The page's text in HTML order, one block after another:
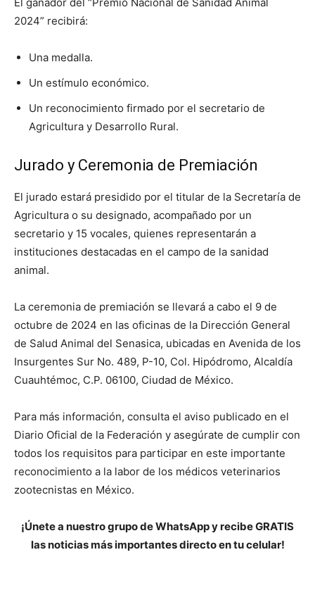
El ganador del “Premio Nacional de Sanidad Animal
2024” recibirá:
Una medalla.
Un estímulo económico.
Un reconocimiento firmado por el secretario de
Agricultura y Desarrollo Rural.
Jurado y Ceremonia de Premiación
El jurado estará presidido por el titular de la Secretaría de
Agricultura o su designado, acompañado por un
secretario y 15 vocales, quienes representarán a
instituciones destacadas en el campo de la sanidad
animal.
La ceremonia de premiación se llevará a cabo el 9 de
octubre de 2024 en las oficinas de la Dirección General
de Salud Animal del Senasica, ubicadas en Avenida de los
Insurgentes Sur No. 489, P-10, Col. Hipódromo, Alcaldía
Cuauhtémoc, C.P. 06100, Ciudad de México.
Para más información, consulta el aviso publicado en el
Diario Oficial de la Federación y asegúrate de cumplir con
todos los requisitos para participar en este importante
reconocimiento a la labor de los médicos veterinarios
zootecnistas en México.
¡Únete a nuestro grupo de WhatsApp y recibe GRATIS
las noticias más importantes directo en tu celular!